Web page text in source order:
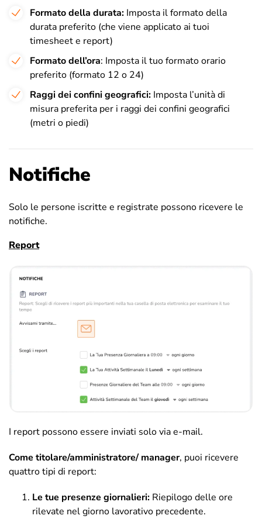
Formato della durata: Imposta il formato della
durata preferito (che viene applicato ai tuoi
timesheet e report)
Formato dell’ora: Imposta il tuo formato orario
preferito (formato 12 o 24)
Raggi dei confini geografici: Imposta l’unità di
misura preferita per i raggi dei confini geografici
(metri o piedi)
Notifiche
Solo le persone iscritte e registrate possono ricevere le
notifiche.
Report
I report possono essere inviati solo via e-mail.
Come titolare/amministratore/ manager, puoi ricevere
quattro tipi di report:
Le tue presenze giornalieri: Riepilogo delle ore
rilevate nel giorno lavorativo precedente.